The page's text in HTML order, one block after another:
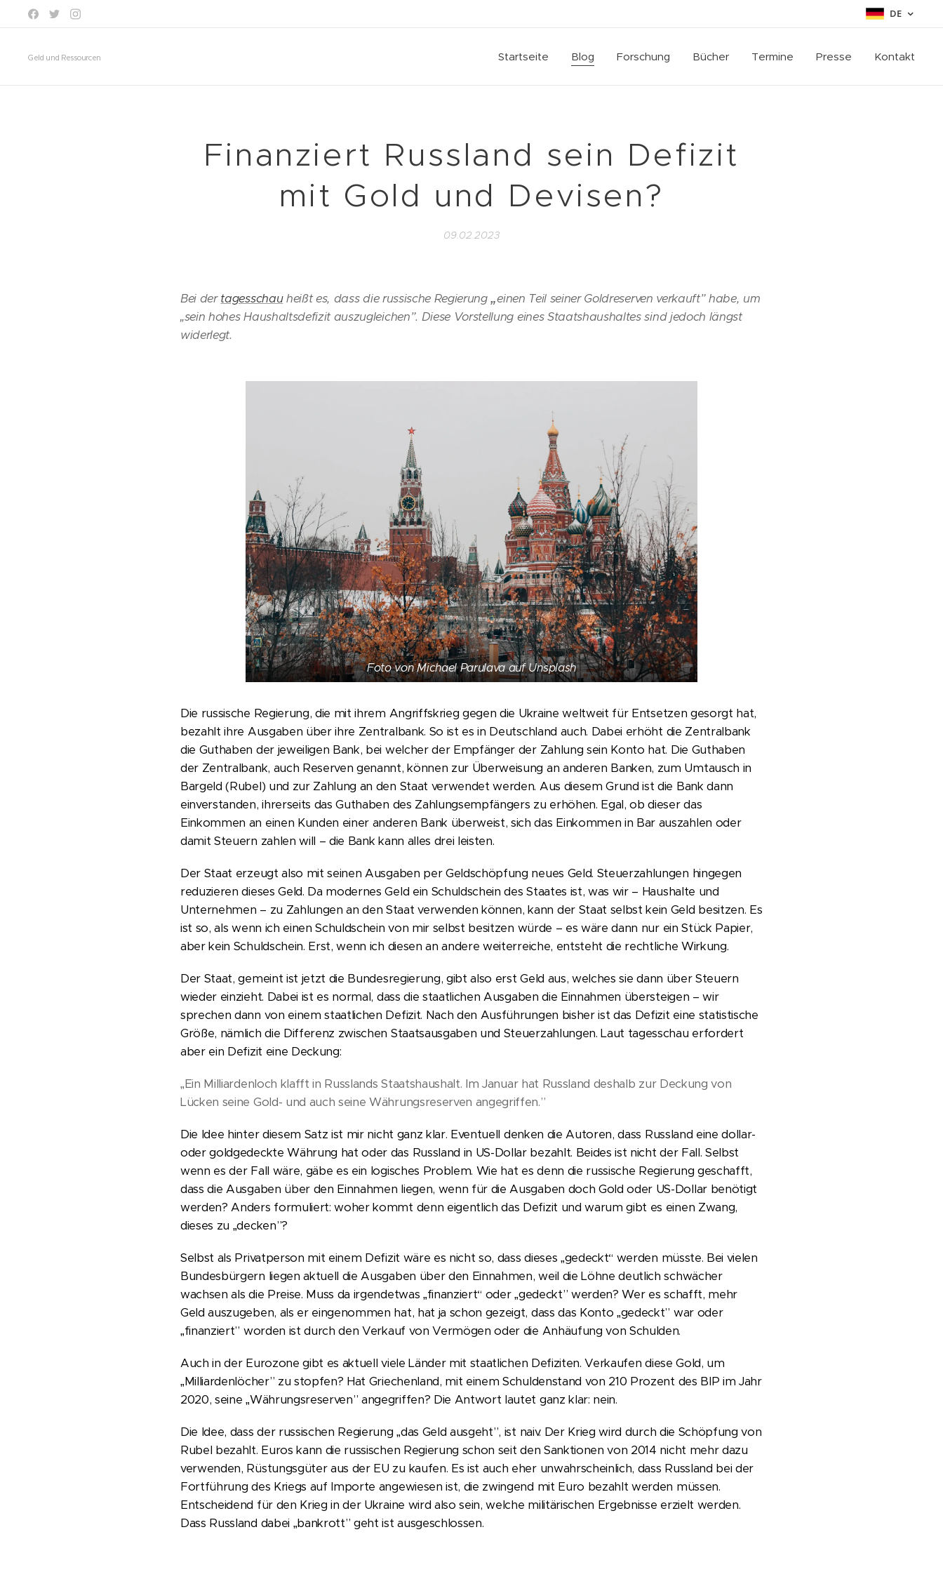
DE
Geld und Ressourcen Startseite Blog Forschung Bücher Termine Presse Kontakt
Finanziert Russland sein Defizit
mit Gold und Devisen?
09.02.2023
Bei dertagesschauheißt es, dass die russische Regierung„einen Teil seiner Goldreserven verkauft” habe, um
„sein hohes Haushaltsdefizit auszugleichen”. Diese Vorstellung eines Staatshaushaltes sind jedoch längst
widerlegt.
Foto von Michael Parulava auf Unsplash
Die russische Regierung, die mit ihrem Angriffskrieg gegen die Ukraine weltweit für Entsetzen gesorgt hat,
bezahlt ihre Ausgaben über ihre Zentralbank. So ist es in Deutschland auch. Dabei erhöht die Zentralbank
die Guthaben der jeweiligen Bank, bei welcher der Empfänger der Zahlung sein Konto hat. Die Guthaben
der Zentralbank, auch Reserven genannt, können zur Überweisung an anderen Banken, zum Umtausch in
Bargeld (Rubel) und zur Zahlung an den Staat verwendet werden. Aus diesem Grund ist die Bank dann
einverstanden, ihrerseits das Guthaben des Zahlungsempfängers zu erhöhen. Egal, ob dieser das
Einkommen an einen Kunden einer anderen Bank überweist, sich das Einkommen in Bar auszahlen oder
damit Steuern zahlen will – die Bank kann alles drei leisten.
Der Staat erzeugt also mit seinen Ausgaben per Geldschöpfung neues Geld. Steuerzahlungen hingegen
reduzieren dieses Geld. Da modernes Geld ein Schuldschein des Staates ist, was wir – Haushalte und
Unternehmen – zu Zahlungen an den Staat verwenden können, kann der Staat selbst kein Geld besitzen. Es
ist so, als wenn ich einen Schuldschein von mir selbst besitzen würde – es wäre dann nur ein Stück Papier,
aber kein Schuldschein. Erst, wenn ich diesen an andere weiterreiche, entsteht die rechtliche Wirkung.
Der Staat, gemeint ist jetzt die Bundesregierung, gibt also erst Geld aus, welches sie dann über Steuern
wieder einzieht. Dabei ist es normal, dass die staatlichen Ausgaben die Einnahmen übersteigen – wir
sprechen dann von einem staatlichen Defizit. Nach den Ausführungen bisher ist das Defizit eine statistische
Größe, nämlich die Differenz zwischen Staatsausgaben und Steuerzahlungen. Laut tagesschau erfordert
aber ein Defizit eine Deckung:
„Ein Milliardenloch klafft in Russlands Staatshaushalt. Im Januar hat Russland deshalb zur Deckung von
Lücken seine Gold- und auch seine Währungsreserven angegriffen.”
Die Idee hinter diesem Satz ist mir nicht ganz klar. Eventuell denken die Autoren, dass Russland eine dollar-
oder goldgedeckte Währung hat oder das Russland in US-Dollar bezahlt. Beides ist nicht der Fall. Selbst
wenn es der Fall wäre, gäbe es ein logisches Problem. Wie hat es denn die russische Regierung geschafft,
dass die Ausgaben über den Einnahmen liegen, wenn für die Ausgaben doch Gold oder US-Dollar benötigt
werden? Anders formuliert: woher kommt denn eigentlich das Defizit und warum gibt es einen Zwang,
dieses zu „decken”?
Selbst als Privatperson mit einem Defizit wäre es nicht so, dass dieses „gedeckt“ werden müsste. Bei vielen
Bundesbürgern liegen aktuell die Ausgaben über den Einnahmen, weil die Löhne deutlich schwächer
wachsen als die Preise. Muss da irgendetwas „finanziert“ oder „gedeckt” werden? Wer es schafft, mehr
Geld auszugeben, als er eingenommen hat, hat ja schon gezeigt, dass das Konto „gedeckt” war oder
„finanziert” worden ist durch den Verkauf von Vermögen oder die Anhäufung von Schulden.
Auch in der Eurozone gibt es aktuell viele Länder mit staatlichen Defiziten. Verkaufen diese Gold, um
„Milliardenlöcher” zu stopfen? Hat Griechenland, mit einem Schuldenstand von 210 Prozent des BIP im Jahr
2020, seine „Währungsreserven” angegriffen? Die Antwort lautet ganz klar: nein.
Die Idee, dass der russischen Regierung „das Geld ausgeht”, ist naiv. Der Krieg wird durch die Schöpfung von
Rubel bezahlt. Euros kann die russischen Regierung schon seit den Sanktionen von 2014 nicht mehr dazu
verwenden, Rüstungsgüter aus der EU zu kaufen. Es ist auch eher unwahrscheinlich, dass Russland bei der
Fortführung des Kriegs auf Importe angewiesen ist, die zwingend mit Euro bezahlt werden müssen.
Entscheidend für den Krieg in der Ukraine wird also sein, welche militärischen Ergebnisse erzielt werden.
Dass Russland dabei „bankrott” geht ist ausgeschlossen.